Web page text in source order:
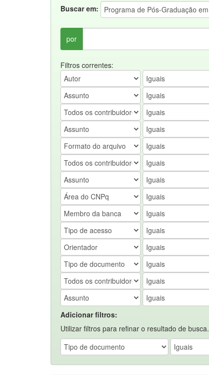
Buscar em:
por
Filtros correntes:
Adicionar filtros:
Utilizar filtros para refinar o resultado de busca.